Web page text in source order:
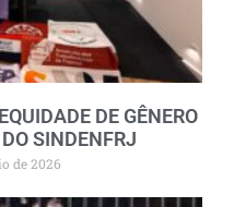
DE GÊNERO
SINDENFRJ
de 2026